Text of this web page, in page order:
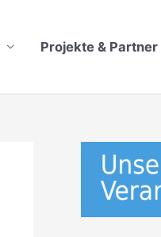
Projekte & Partner